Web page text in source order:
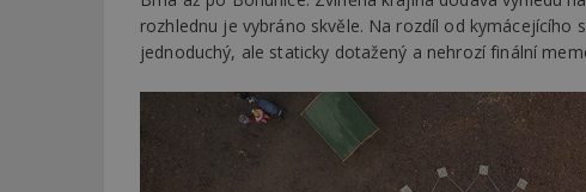
rozhlednu je vybráno skvěle. Na rozdíl od
jednoduchý, ale staticky dotažený a nehrozí finální